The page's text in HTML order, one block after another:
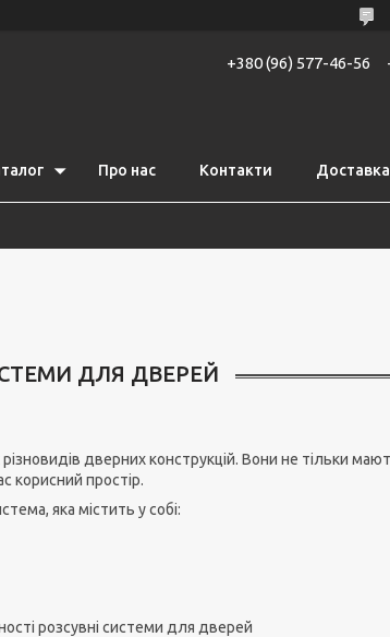
+380 (96) 577-46-56
Про нас Контакти Доставка
ДЛЯ ДВЕРЕЙ
дверних конструкцій. Вони не тільки
корисний простір.
яка містить у собі:
розсувні системи для дверей